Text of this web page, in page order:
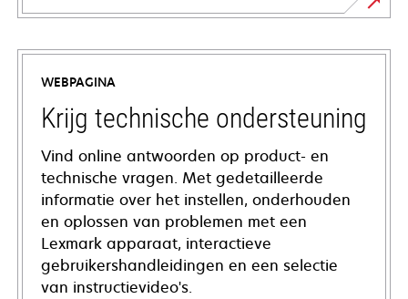
WEBPAGINA
Krijg technische ondersteuning
Vind online antwoorden op product- en
technische vragen. Met gedetailleerde
informatie over het instellen, onderhouden
en oplossen van problemen met een
Lexmark apparaat, interactieve
gebruikershandleidingen en een selectie
van instructievideo's.